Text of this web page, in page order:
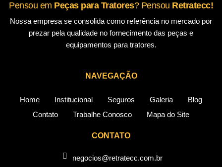
Pensou em Peças para Tratores? Pensou Retratecc!
Nossa empresa se consolida como referência no mercado por
prezar pela qualidade no fornecimento das peças e
equipamentos para tratores.
NAVEGAÇÃO
Home Institucional Seguros Galeria
Blog
Contato
Trabalhe Conosco Mapa do Site
CONTATO
negocios@retratecc.com.br